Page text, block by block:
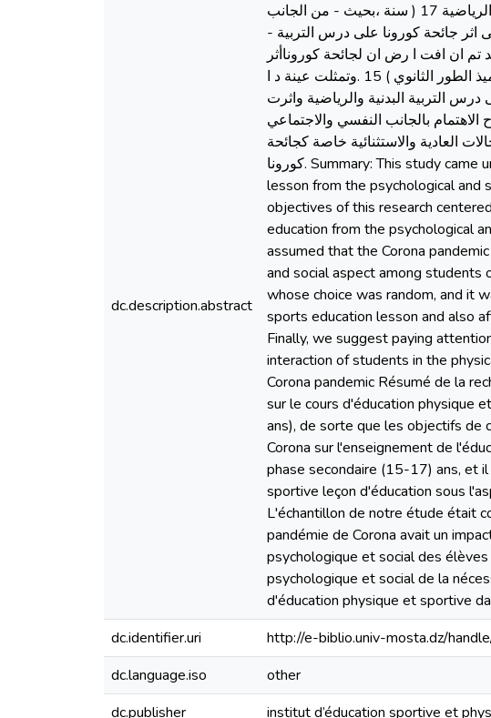
dc.description.abstract
ملخص البحث: جاءت هذه الد ا رسة تحت عنوان أثر جائحة كورونا على درس التربية البدنية والرياضية 17 ( سنة ،بحيث - من الجانب
البحث في التعرف على اثر جائحة كورونا على درس التربية -
النفسي والاجتماعي لدى تلاميذ الطور الثانوي ) 15 17 ( سنة ، وقد تم ان افت ا رض ان لجائحة كوروناأثر
سلبي على درس التربية البدنية 17 ( سنة - والرياضية من الجانب النفسي والاجتماعي لدى تلاميذ الطور الثانوي ) 15 .وتمثلت عينة د ا
درس التربية البدنية والرياضية واثرت
.وفي الأخير - الجانب النفسي والاجتماعي لدى تلاميذ الطور الثانوي ) 15 نقترح الاهتمام بالجانب النفسي والاجتماعي
العادية والاستثنائية خاصة كجائحة
كورونا. Summary: This study came under the title of the impact of the Corona pandemic on the physical and sports education
lesson from the psychological
objectives of this research
education from the psychological
assumed that the Corona
and social aspect among
whose choice was random, and it
sports education lesson and also
Finally, we suggest paying
interaction of students in the
Corona pandemic Résumé de la
sur le cours d'éducation physique
ans), de sorte que les objectifs de
Corona sur l'enseignement de
phase secondaire (15-17) ans, et
sportive leçon d'éducation sous
L'échantillon de notre étude était
pandémie de Corona avait un
psychologique et social des
psychologique et social de la
d'éducation physique et sportive
dc.identifier.uri
http://e-biblio.univ-mosta.dz/
dc.language.iso
other
dc.publisher
institut d’éducation sportive et